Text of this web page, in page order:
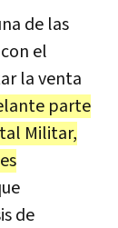
de las
el
la venta
parte
Militar,
de